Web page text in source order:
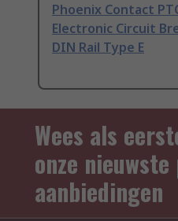
Phoenix Contact
Electronic Circuit
DIN Rail Type E
Wees als
onze
aanbiedingen